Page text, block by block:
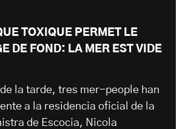
TOXIQUE PERMET LE
DE FOND: LA MER EST VIDE
de la tarde, tres mer-people han
a la residencia oficial de la
de Escocia, Nicola